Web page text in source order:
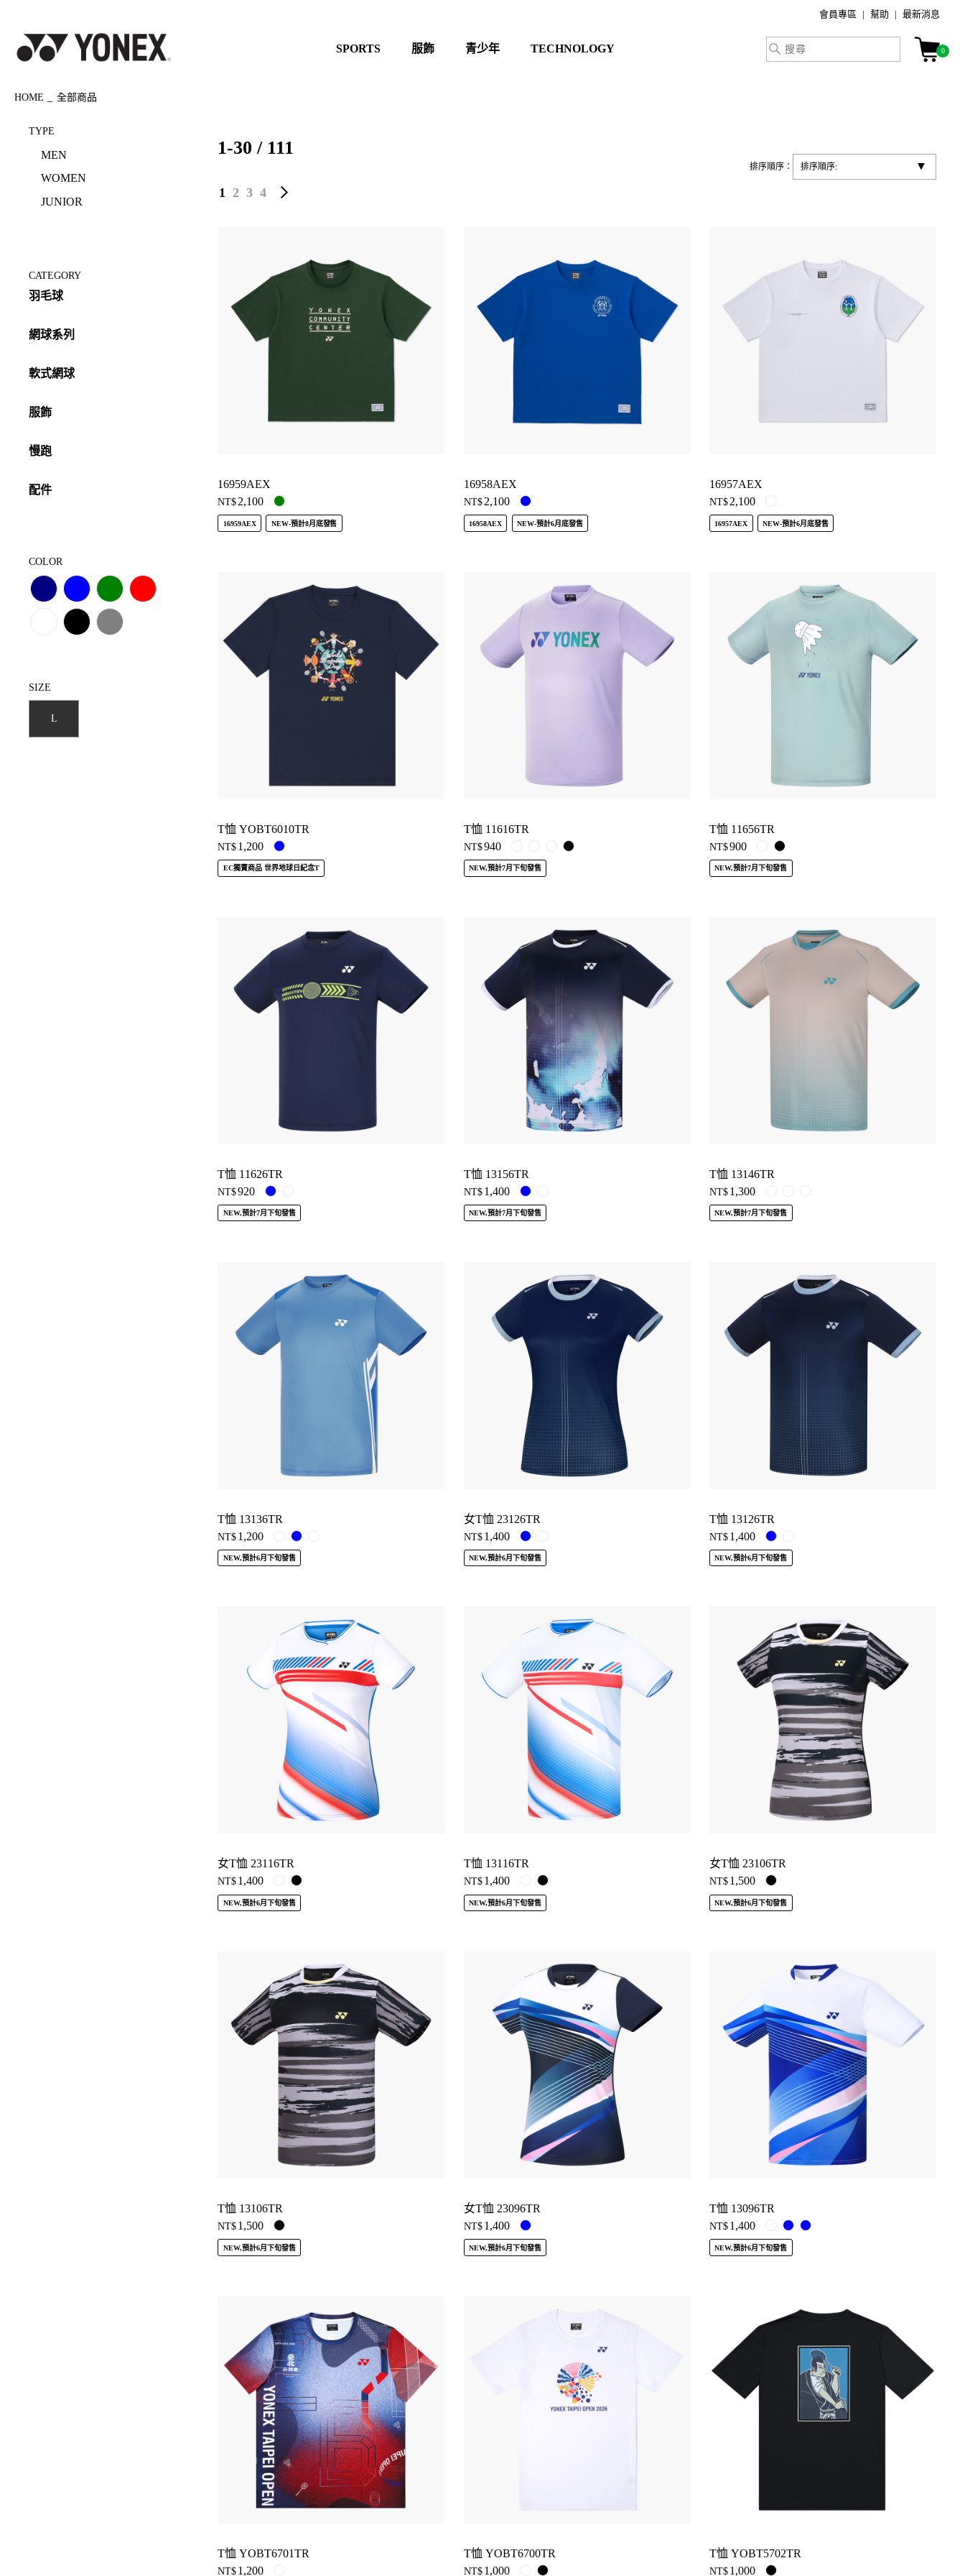
SPORTS 服飾 青少年 TECHNOLOGY
會員專區 幫助 最新消息
0
HOME 全部商品
1-30 / 111
1 2 3 4
排序順序： 排序順序:
16959AEX
NT$ 2,100
16959AEX NEW-預計8月底發售
16958AEX
NT$ 2,100
16958AEX NEW-預計6月底發售
16957AEX
NT$ 2,100
16957AEX NEW-預計6月底發售
T恤 YOBT6010TR
NT$ 1,200
EC獨賣商品 世界地球日紀念T
T恤 11616TR
NT$940
NEW,預計7月下旬發售
T恤 11656TR
NT$900
NEW,預計7月下旬發售
T恤 11626TR
NT$920
NEW,預計7月下旬發售
T恤 13156TR
NT$ 1,400
NEW,預計7月下旬發售
T恤 13146TR
NT$ 1,300
NEW,預計7月下旬發售
T恤 13136TR
NT$ 1,200
NEW,預計6月下旬發售
女T恤 23126TR
NT$ 1,400
NEW,預計6月下旬發售
T恤 13126TR
NT$ 1,400
NEW,預計6月下旬發售
女T恤 23116TR
NT$ 1,400
NEW,預計6月下旬發售
T恤 13116TR
NT$ 1,400
NEW,預計6月下旬發售
女T恤 23106TR
NT$ 1,500
NEW,預計6月下旬發售
T恤 13106TR
NT$ 1,500
NEW,預計6月下旬發售
女T恤 23096TR
NT$ 1,400
NEW,預計6月下旬發售
T恤 13096TR
NT$ 1,400
NEW,預計6月下旬發售
T恤 YOBT6701TR
NT$ 1,200
T恤 YOBT6700TR
NT$ 1,000
T恤 YOBT5702TR
NT$ 1,000
TYPE
MEN
WOMEN
JUNIOR
CATEGORY
羽毛球
網球系列
軟式網球
服飾
慢跑
配件
COLOR
SIZE
L